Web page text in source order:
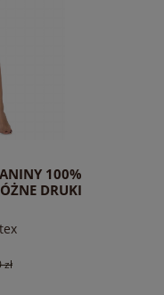
100%
DRUKI